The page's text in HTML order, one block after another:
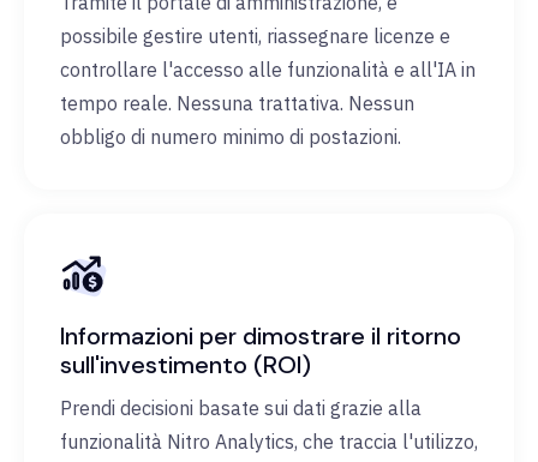
possibile gestire utenti, riassegnare licenze e
controllare l'accesso alle funzionalità e all'IA in
tempo reale. Nessuna trattativa. Nessun
obbligo di numero minimo di postazioni.
Informazioni per dimostrare il ritorno
sull'investimento (ROI)
Prendi decisioni basate sui dati grazie alla
funzionalità Nitro Analytics, che traccia l'utilizzo,